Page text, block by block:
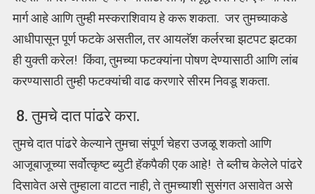
मार्ग आहे आणि तुम्ही मस्कराशिवाय हे करू शकता. जर तुमच्याकडे
आधीपासून पूर्ण फटके असतील, तर आयलॅश कर्लरचा झटपट झटका
ही युक्ती करेल! किंवा, तुमच्या फटक्यांना पोषण देण्यासाठी आणि लांब
करण्यासाठी तुम्ही फटक्यांची वाढ करणारे सीरम निवडू शकता.
8. तुमचे दात पांढरे करा.
तुमचे दात पांढरे केल्याने तुमचा संपूर्ण चेहरा उजळू शकतो आणि
आजूबाजूच्या सर्वोत्कृष्ट ब्युटी हॅकपैकी एक आहे! ते ब्लीच केलेले पांढरे
दिसावेत असे तुम्हाला वाटत नाही, ते तुमच्याशी सुसंगत असावेत असे